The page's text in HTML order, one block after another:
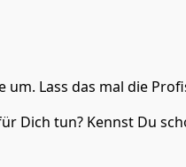
um. Lass das mal die
Dich tun? Kennst Du